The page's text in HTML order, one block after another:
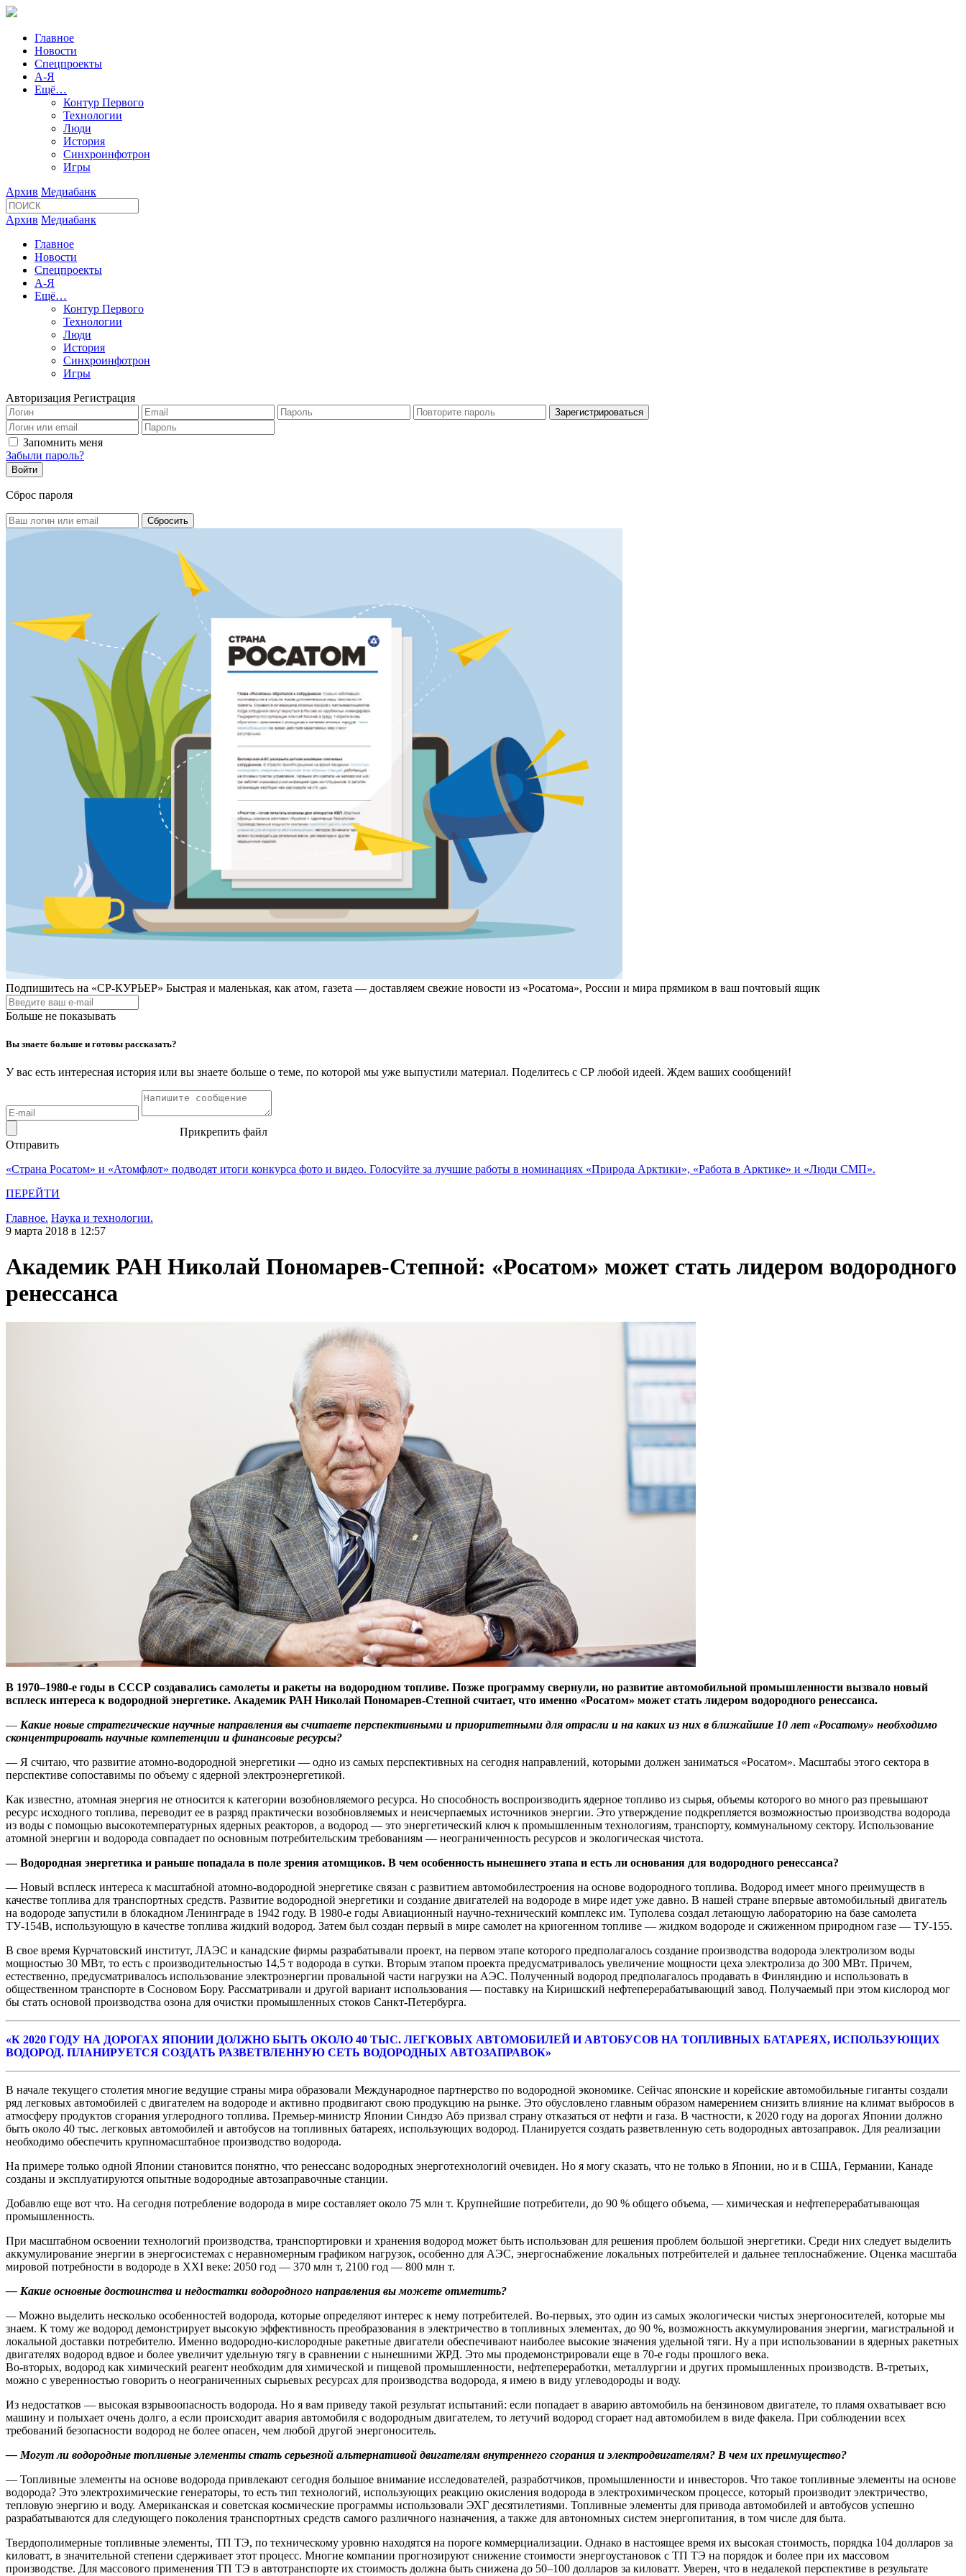
Главное
Новости
Спецпроекты
А-Я
Ещё…
Контур Первого
Технологии
Люди
История
Синхроинфотрон
Игры
Архив Медиабанк
Архив Медиабанк
Главное
Новости
Спецпроекты
А-Я
Ещё…
Контур Первого
Технологии
Люди
История
Синхроинфотрон
Игры
Авторизация Регистрация
Запомнить меня
Забыли пароль?
Сброс пароля
Подпишитесь на «СР-КУРЬЕР» Быстрая и маленькая, как атом, газета — доставляем свежие новости из «Росатома», России и мира прямиком в ваш почтовый ящик
Больше не показывать
Вы знаете больше и готовы рассказать?
У вас есть интересная история или вы знаете больше о теме, по которой мы уже выпустили материал. Поделитесь с СР любой идеей. Ждем ваших сообщений!
Прикрепить файл
Отправить
«Страна Росатом» и «Атомфлот» подводят итоги конкурса фото и видео. Голосуйте за лучшие работы в номинациях «Природа Арктики», «Работа в Арктике» и «Люди СМП».
ПЕРЕЙТИ
Главное. Наука и технологии.
9 марта 2018 в 12:57
Академик РАН Николай Пономарев-Степной: «Росатом» может стать лидером водородного
ренессанса
В 1970–1980-е годы в СССР создавались самолеты и ракеты на водородном топливе. Позже программу свернули, но развитие автомобильной промышленности вызвало новый
всплеск интереса к водородной энергетике. Академик РАН Николай Пономарев-Степной считает, что именно «Росатом» может стать лидером водородного ренессанса.
— Какие новые стратегические научные направления вы считаете перспективными и приоритетными для отрасли и на каких из них в ближайшие 10 лет «Росатому» необходимо
сконцентрировать научные компетенции и финансовые ресурсы?
— Я считаю, что развитие атомно-водородной энергетики — одно из самых перспективных на сегодня направлений, которыми должен заниматься «Росатом». Масштабы этого сектора в
перспективе сопоставимы по объему с ядерной электроэнергетикой.
Как известно, атомная энергия не относится к категории возобновляемого ресурса. Но способность воспроизводить ядерное топливо из сырья, объемы которого во много раз превышают
ресурс исходного топлива, переводит ее в разряд практически возобновляемых и неисчерпаемых источников энергии. Это утверждение подкрепляется возможностью производства водорода
из воды с помощью высокотемпературных ядерных реакторов, а водород — это энергетический ключ к промышленным технологиям, транспорту, коммунальному сектору. Использование
атомной энергии и водорода совпадает по основным потребительским требованиям — неограниченность ресурсов и экологическая чистота.
— Водородная энергетика и раньше попадала в поле зрения атомщиков. В чем особенность нынешнего этапа и есть ли основания для водородного ренессанса?
— Новый всплеск интереса к масштабной атомно-водородной энергетике связан с развитием автомобилестроения на основе водородного топлива. Водород имеет много преимуществ в
качестве топлива для транспортных средств. Развитие водородной энергетики и создание двигателей на водороде в мире идет уже давно. В нашей стране впервые автомобильный двигатель
на водороде запустили в блокадном Ленинграде в 1942 году. В 1980-е годы Авиационный научно-технический комплекс им. Туполева создал летающую лабораторию на базе самолета
ТУ‑154В, использующую в качестве топлива жидкий водород. Затем был создан первый в мире самолет на криогенном топливе — жидком водороде и сжиженном природном газе — ТУ‑155.
В свое время Курчатовский институт, ЛАЭС и канадские фирмы разрабатывали проект, на первом этапе которого предполагалось создание производства водорода электролизом воды
мощностью 30 МВт, то есть с производительностью 14,5 т водорода в сутки. Вторым этапом проекта предусматривалось увеличение мощности цеха электролиза до 300 МВт. Причем,
естественно, предусматривалось использование электроэнергии провальной части нагрузки на АЭС. Полученный водород предполагалось продавать в Финляндию и использовать в
общественном транспорте в Сосновом Бору. Рассматривали и другой вариант использования — поставку на Киришский нефтеперерабатывающий завод. Получаемый при этом кислород мог
бы стать основой производства озона для очистки промышленных стоков Санкт-Петербурга.
«К 2020 ГОДУ НА ДОРОГАХ ЯПОНИИ ДОЛЖНО БЫТЬ ОКОЛО 40 ТЫС. ЛЕГКОВЫХ АВТОМОБИЛЕЙ И АВТОБУСОВ НА ТОПЛИВНЫХ БАТАРЕЯХ, ИСПОЛЬЗУЮЩИХ
ВОДОРОД. ПЛАНИРУЕТСЯ СОЗДАТЬ РАЗВЕТВЛЕННУЮ СЕТЬ ВОДОРОДНЫХ АВТОЗАПРАВОК»
В начале текущего столетия многие ведущие страны мира образовали Международное партнерство по водородной экономике. Сейчас японские и корейские автомобильные гиганты создали
ряд легковых автомобилей с двигателем на водороде и активно продвигают свою продукцию на рынке. Это обусловлено главным образом намерением снизить влияние на климат выбросов в
атмосферу продуктов сгорания углеродного топлива. Премьер-министр Японии Синдзо Абэ призвал страну отказаться от нефти и газа. В частности, к 2020 году на дорогах Японии должно
быть около 40 тыс. легковых автомобилей и автобусов на топливных батареях, использующих водород. Планируется создать разветвленную сеть водородных автозаправок. Для реализации
необходимо обеспечить крупномасштабное производство водорода.
На примере только одной Японии становится понятно, что ренессанс водородных энерготехнологий очевиден. Но я могу сказать, что не только в Японии, но и в США, Германии, Канаде
созданы и эксплуатируются опытные водородные автозаправочные станции.
Добавлю еще вот что. На сегодня потребление водорода в мире составляет около 75 млн т. Крупнейшие потребители, до 90 % общего объема, — химическая и нефтеперерабатывающая
промышленность.
При масштабном освоении технологий производства, транспортировки и хранения водород может быть использован для решения проблем большой энергетики. Среди них следует выделить
аккумулирование энергии в энергосистемах с неравномерным графиком нагрузок, особенно для АЭС, энергоснабжение локальных потребителей и дальнее теплоснабжение. Оценка масштаба
мировой потребности в водороде в XXI веке: 2050 год — 370 млн т, 2100 год — 800 млн т.
— Какие основные достоинства и недостатки водородного направления вы можете отметить?
—Можно выделить несколько особенностей водорода, которые определяют интерес к нему потребителей. Во-первых, это один из самых экологически чистых энергоносителей, которые мы
знаем. К тому же водород демонстрирует высокую эффективность преобразования в электричество в топливных элементах, до 90 %, возможность аккумулирования энергии, магистральной и
локальной доставки потребителю. Именно водородно-кислородные ракетные двигатели обеспечивают наиболее высокие значения удельной тяги. Ну а при использовании в ядерных ракетных
двигателях водород вдвое и более увеличит удельную тягу в сравнении с нынешними ЖРД. Это мы продемонстрировали еще в 70-е годы прошлого века.
Во-вторых, водород как химический реагент необходим для химической и пищевой промышленности, нефтепереработки, металлургии и других промышленных производств. В-третьих,
можно с уверенностью говорить о неограниченных сырьевых ресурсах для производства водорода, я имею в виду углеводороды и воду.
Из недостатков — высокая взрывоопасность водорода. Но я вам приведу такой результат испытаний: если попадает в аварию автомобиль на бензиновом двигателе, то пламя охватывает всю
машину и полыхает очень долго, а если происходит авария автомобиля с водородным двигателем, то летучий водород сгорает над автомобилем в виде факела. При соблюдении всех
требований безопасности водород не более опасен, чем любой другой энергоноситель.
— Могут ли водородные топливные элементы стать серьезной альтернативой двигателям внутреннего сгорания и электродвигателям? В чем их преимущество?
— Топливные элементы на основе водорода привлекают сегодня большое внимание исследователей, разработчиков, промышленности и инвесторов. Что такое топливные элементы на основе
водорода? Это электрохимические генераторы, то есть тип технологий, использующих реакцию окисления водорода в электрохимическом процессе, который производит электричество,
тепловую энергию и воду. Американская и советская космические программы использовали ЭХГ десятилетиями. Топливные элементы для привода автомобилей и автобусов успешно
разрабатываются для следующего поколения транспортных средств самого различного назначения, а также для автономных систем энергопитания, в том числе для быта.
Твердополимерные топливные элементы, ТП ТЭ, по техническому уровню находятся на пороге коммерциализации. Однако в настоящее время их высокая стоимость, порядка 104 долларов за
киловатт, в значительной степени сдерживает этот процесс. Многие компании прогнозируют снижение стоимости энергоустановок с ТП ТЭ на порядок и более при их массовом
производстве. Для массового применения ТП ТЭ в автотранспорте их стоимость должна быть снижена до 50–100 долларов за киловатт. Уверен, что в недалекой перспективе в результате